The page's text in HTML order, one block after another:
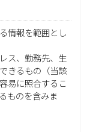
情報を範囲とし
ス、勤務先、生
きるもの（当該
易に照合するこ
ものを含みま